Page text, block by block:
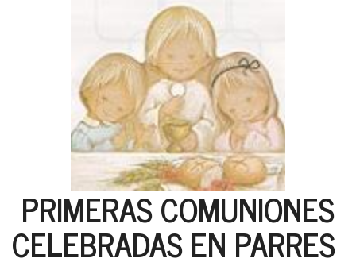
PRIMERAS COMUNIONES
CELEBRADAS EN PARRES